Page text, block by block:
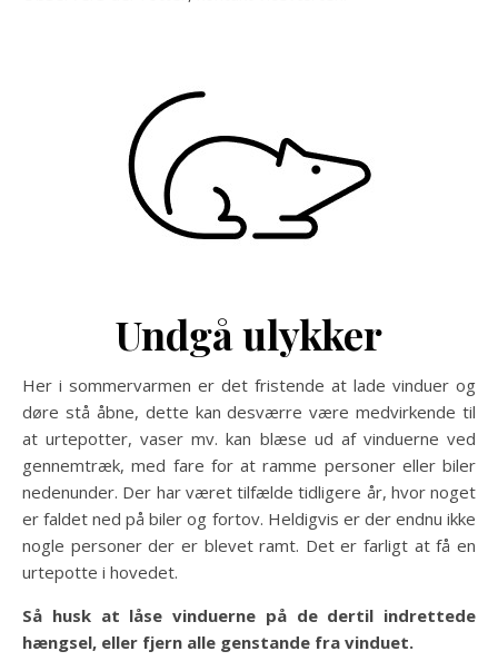
Undgå ulykker
Her i sommervarmen er det fristende at lade vinduer og
døre stå åbne, dette kan desværre være medvirkende til
at urtepotter, vaser mv. kan blæse ud af vinduerne ved
gennemtræk, med fare for at ramme personer eller biler
nedenunder. Der har været tilfælde tidligere år, hvor noget
er faldet ned på biler og fortov. Heldigvis er der endnu ikke
nogle personer der er blevet ramt. Det er farligt at få en
urtepotte i hovedet.
Så husk at låse vinduerne på de dertil indrettede
hængsel, eller fjern alle genstande fra vinduet.